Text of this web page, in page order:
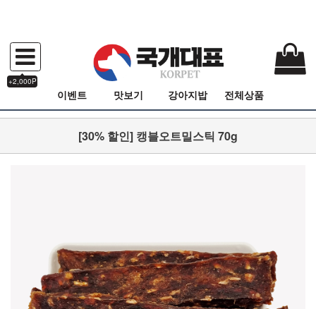
+2,000P
이벤트 맛보기 강아지밥 전체상품
[30% 할인] 캥블오트밀스틱 70g